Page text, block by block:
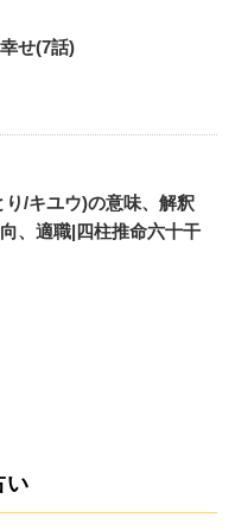
せ(7話)
/キユウ)の意味、解釈
、適職|四柱推命六十干
い